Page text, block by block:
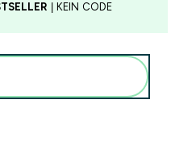
| KEIN CODE